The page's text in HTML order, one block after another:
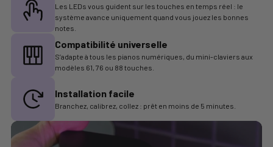
Les LEDs vous guident sur les touches en temps réel : le
système avance uniquement quand vous jouez les bonnes
notes.
Compatibilité universelle
S’adapte à tous les pianos numériques, du mini-claviers aux
modèles 61, 76 ou 88 touches.
Installation facile
Branchez, calibrez, collez : prêt en moins de 5 minutes.